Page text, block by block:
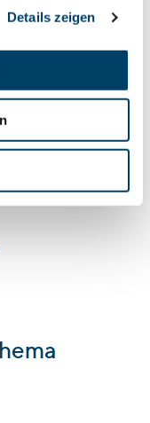
Details zeigen
Visualisierung
es, spezifische
Analyse der
Risiken